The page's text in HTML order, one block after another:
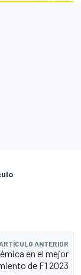
ANTERIOR
en el mejor
de F1 2023